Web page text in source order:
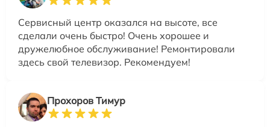
Сервисный центр оказался на высоте, все
сделали очень быстро! Очень хорошее и
дружелюбное обслуживание! Ремонтировали
здесь свой телевизор. Рекомендуем!
Прохоров Тимур